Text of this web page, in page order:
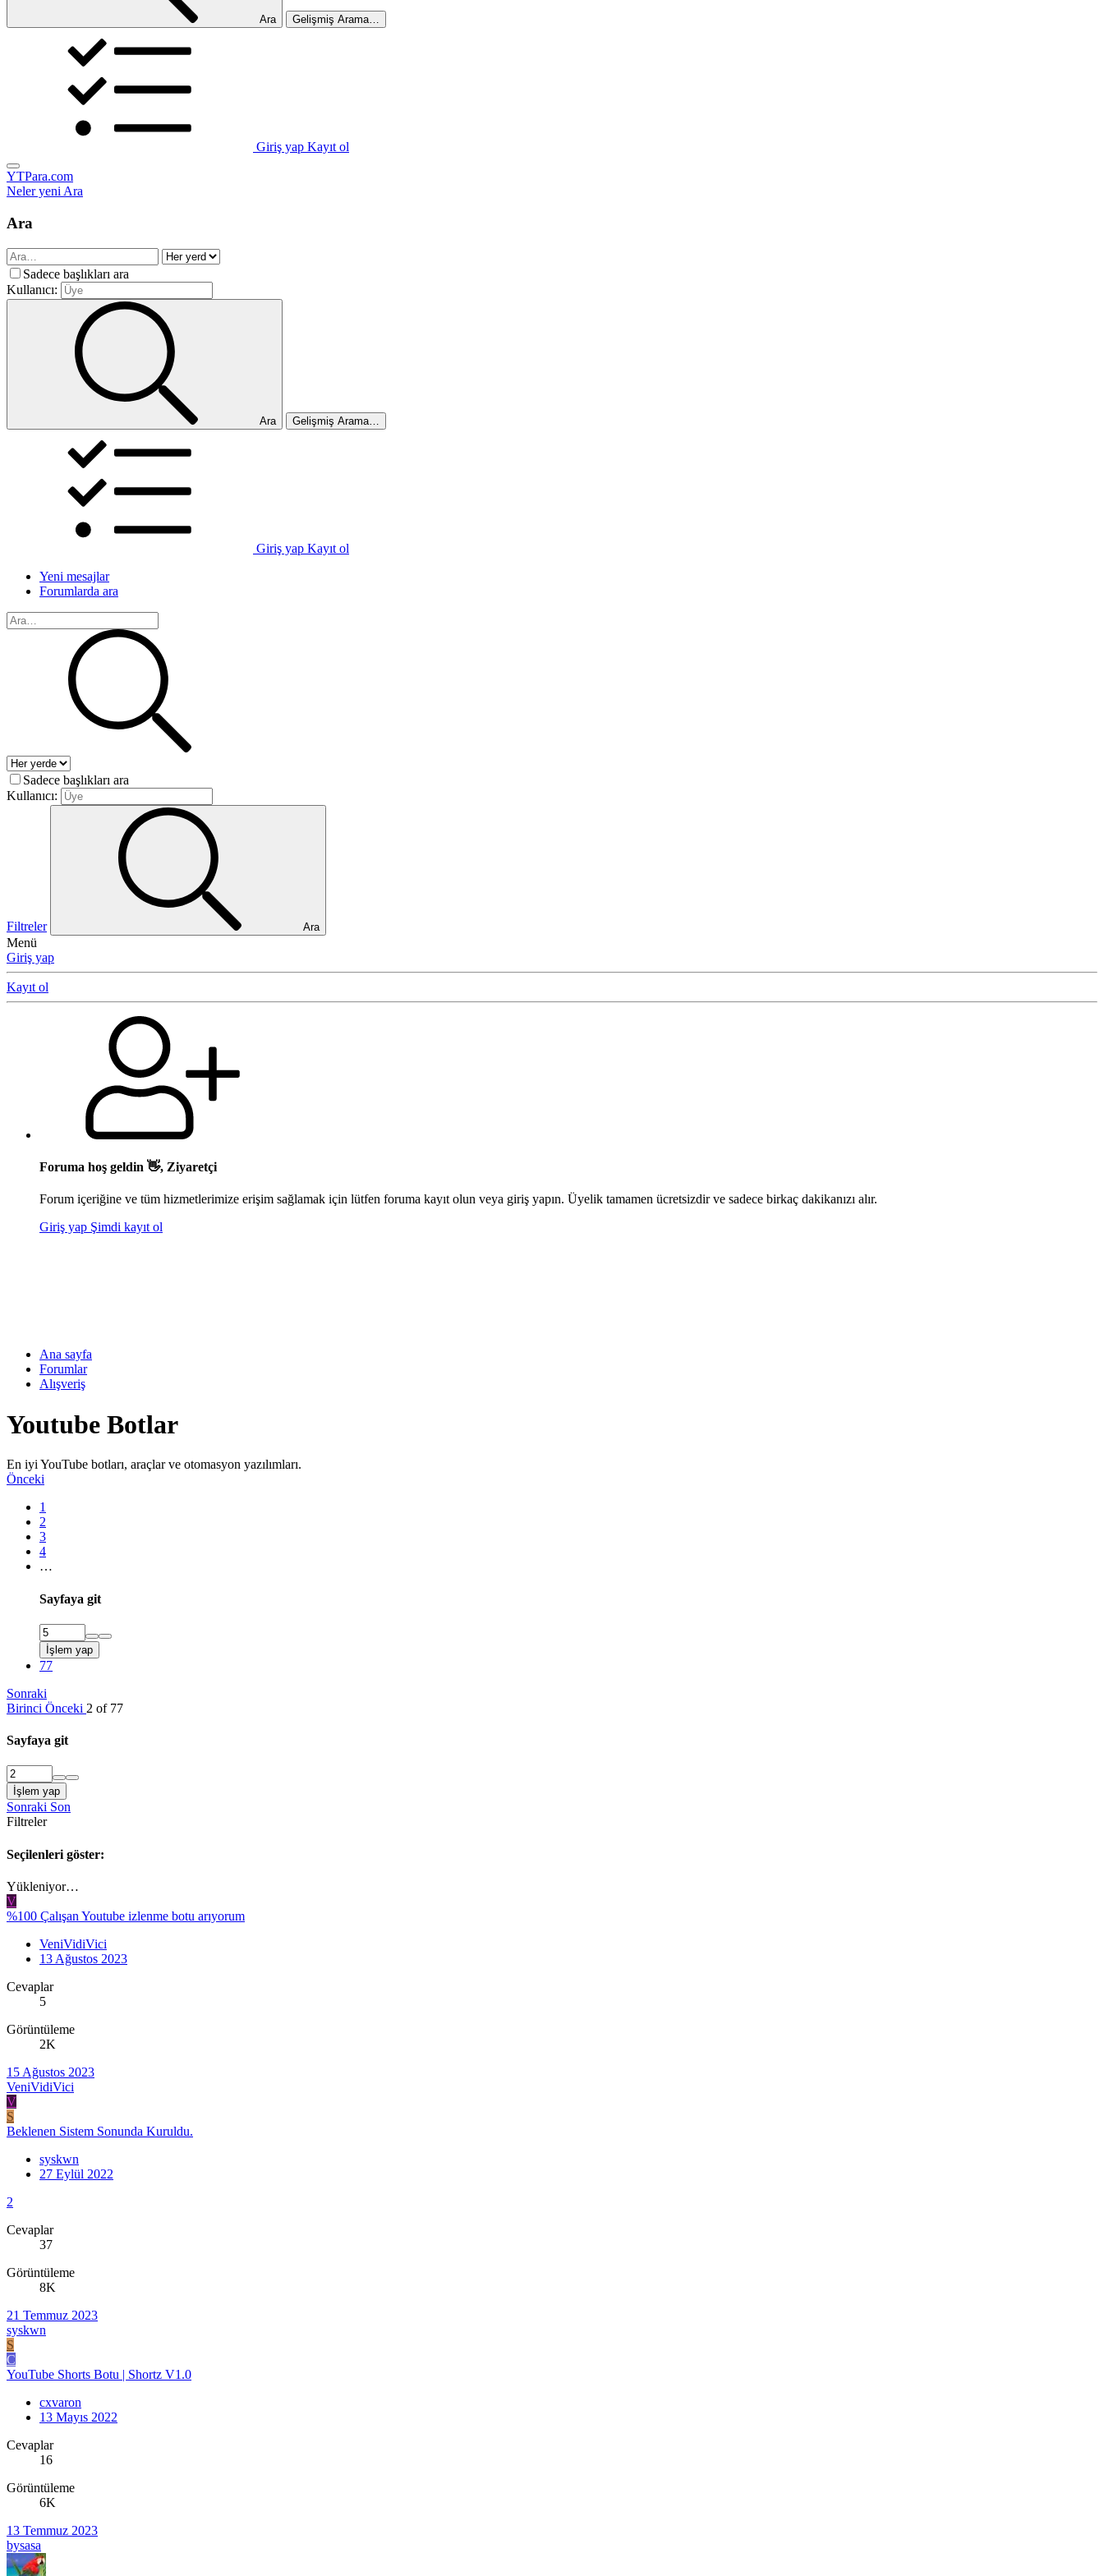
Ara Gelişmiş Arama…
Giriş yap Kayıt ol
YTPara.com
Neler yeniAra
Ara
Sadece başlıkları ara
Kullanıcı:
Ara Gelişmiş Arama…
Giriş yap Kayıt ol
Yeni mesajlar
Forumlarda ara
Sadece başlıkları ara
Kullanıcı:
Filtreler Ara
Menü
Giriş yap
Kayıt ol
Foruma hoş geldin 👋, Ziyaretçi
Forum içeriğine ve tüm hizmetlerimize erişim sağlamak için lütfen foruma kayıt olun veya giriş yapın. Üyelik tamamen ücretsizdir ve sadece birkaç dakikanızı alır.
Giriş yap Şimdi kayıt ol
Ana sayfa
Forumlar
Alışveriş
Youtube Botlar
En iyi YouTube botları, araçlar ve otomasyon yazılımları.
Önceki
1
2
3
4
…
Sayfaya git
İşlem yap
77
Sonraki
Birinci Önceki 2 of 77
Sayfaya git
İşlem yap
Sonraki Son
Filtreler
Seçilenleri göster:
Yükleniyor…
V
%100 Çalışan Youtube izlenme botu arıyorum
VeniVidiVici
13 Ağustos 2023
Cevaplar
5
Görüntüleme
2K
15 Ağustos 2023
VeniVidiVici
V
S
Beklenen Sistem Sonunda Kuruldu.
syskwn
27 Eylül 2022
2
Cevaplar
37
Görüntüleme
8K
21 Temmuz 2023
syskwn
S
C
YouTube Shorts Botu | Shortz V1.0
cxvaron
13 Mayıs 2022
Cevaplar
16
Görüntüleme
6K
13 Temmuz 2023
bysasa